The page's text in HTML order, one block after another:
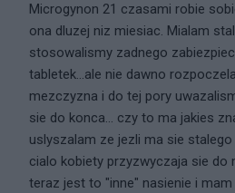
Microgynon 21 czasami robie
ona dluzej niz miesiac. Mialam
stosowalismy zadnego
tabletek...ale nie dawno
mezczyzna i do tej pory
sie do konca... czy to ma jakies
uslyszalam ze jezli ma sie
cialo kobiety przyzwyczaja sie do
teraz jest to "inne" nasienie i